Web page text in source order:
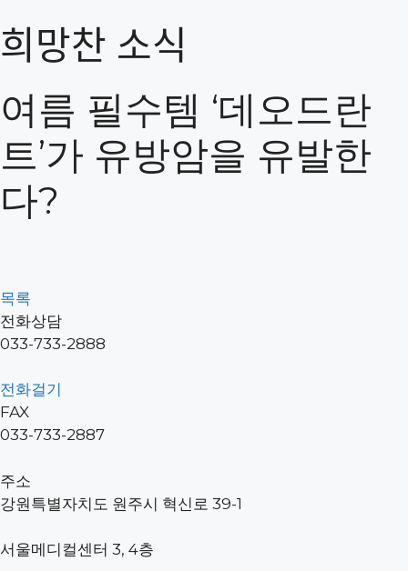
텐
츠
건
너
뛰
기
의료진 소개
시설 안내
첫 방문이라면
진료 예약 안내
증명서 발급
시술 설명문
난임정보
자료실
유방암
유방양성질환
VABB
진료일정안내
병원소식
희망찬 이야기
희망찬 소식
여름 필수템 ‘데오드란
트’가 유방암을 유발한
다?
목록
전화상담
033-733-2888
전화걸기
FAX
033-733-2887
주소
강원특별자치도 원주시 혁신로 39-1
서울메디컬센터 3, 4층